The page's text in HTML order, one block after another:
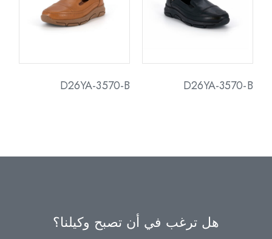
D26YA-3570-B
D26YA-3570-B
هل ترغب في أن تصبح وكيلنا؟